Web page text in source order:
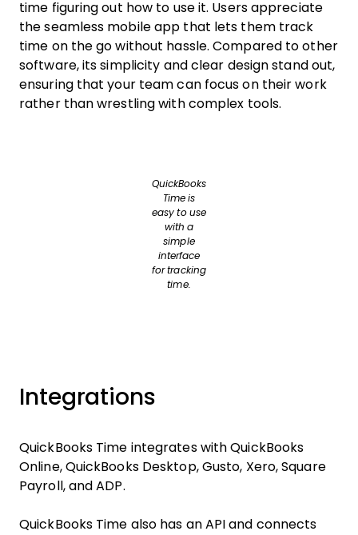
time figuring out how to use it. Users appreciate
the seamless mobile app that lets them track
time on the go without hassle. Compared to other
software, its simplicity and clear design stand out,
ensuring that your team can focus on their work
rather than wrestling with complex tools.
QuickBooks
Time is
easy to use
with a
simple
interface
for tracking
time.
Integrations
QuickBooks Time integrates with QuickBooks
Online, QuickBooks Desktop, Gusto, Xero, Square
Payroll, and ADP.
QuickBooks Time also has an API and connects